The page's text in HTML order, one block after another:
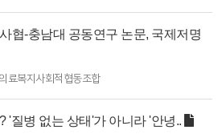
협-충남대 공동연구 논문, 국제저명
료복지사회적협동조합
'질병 없는 상태'가 아니라 '안녕..